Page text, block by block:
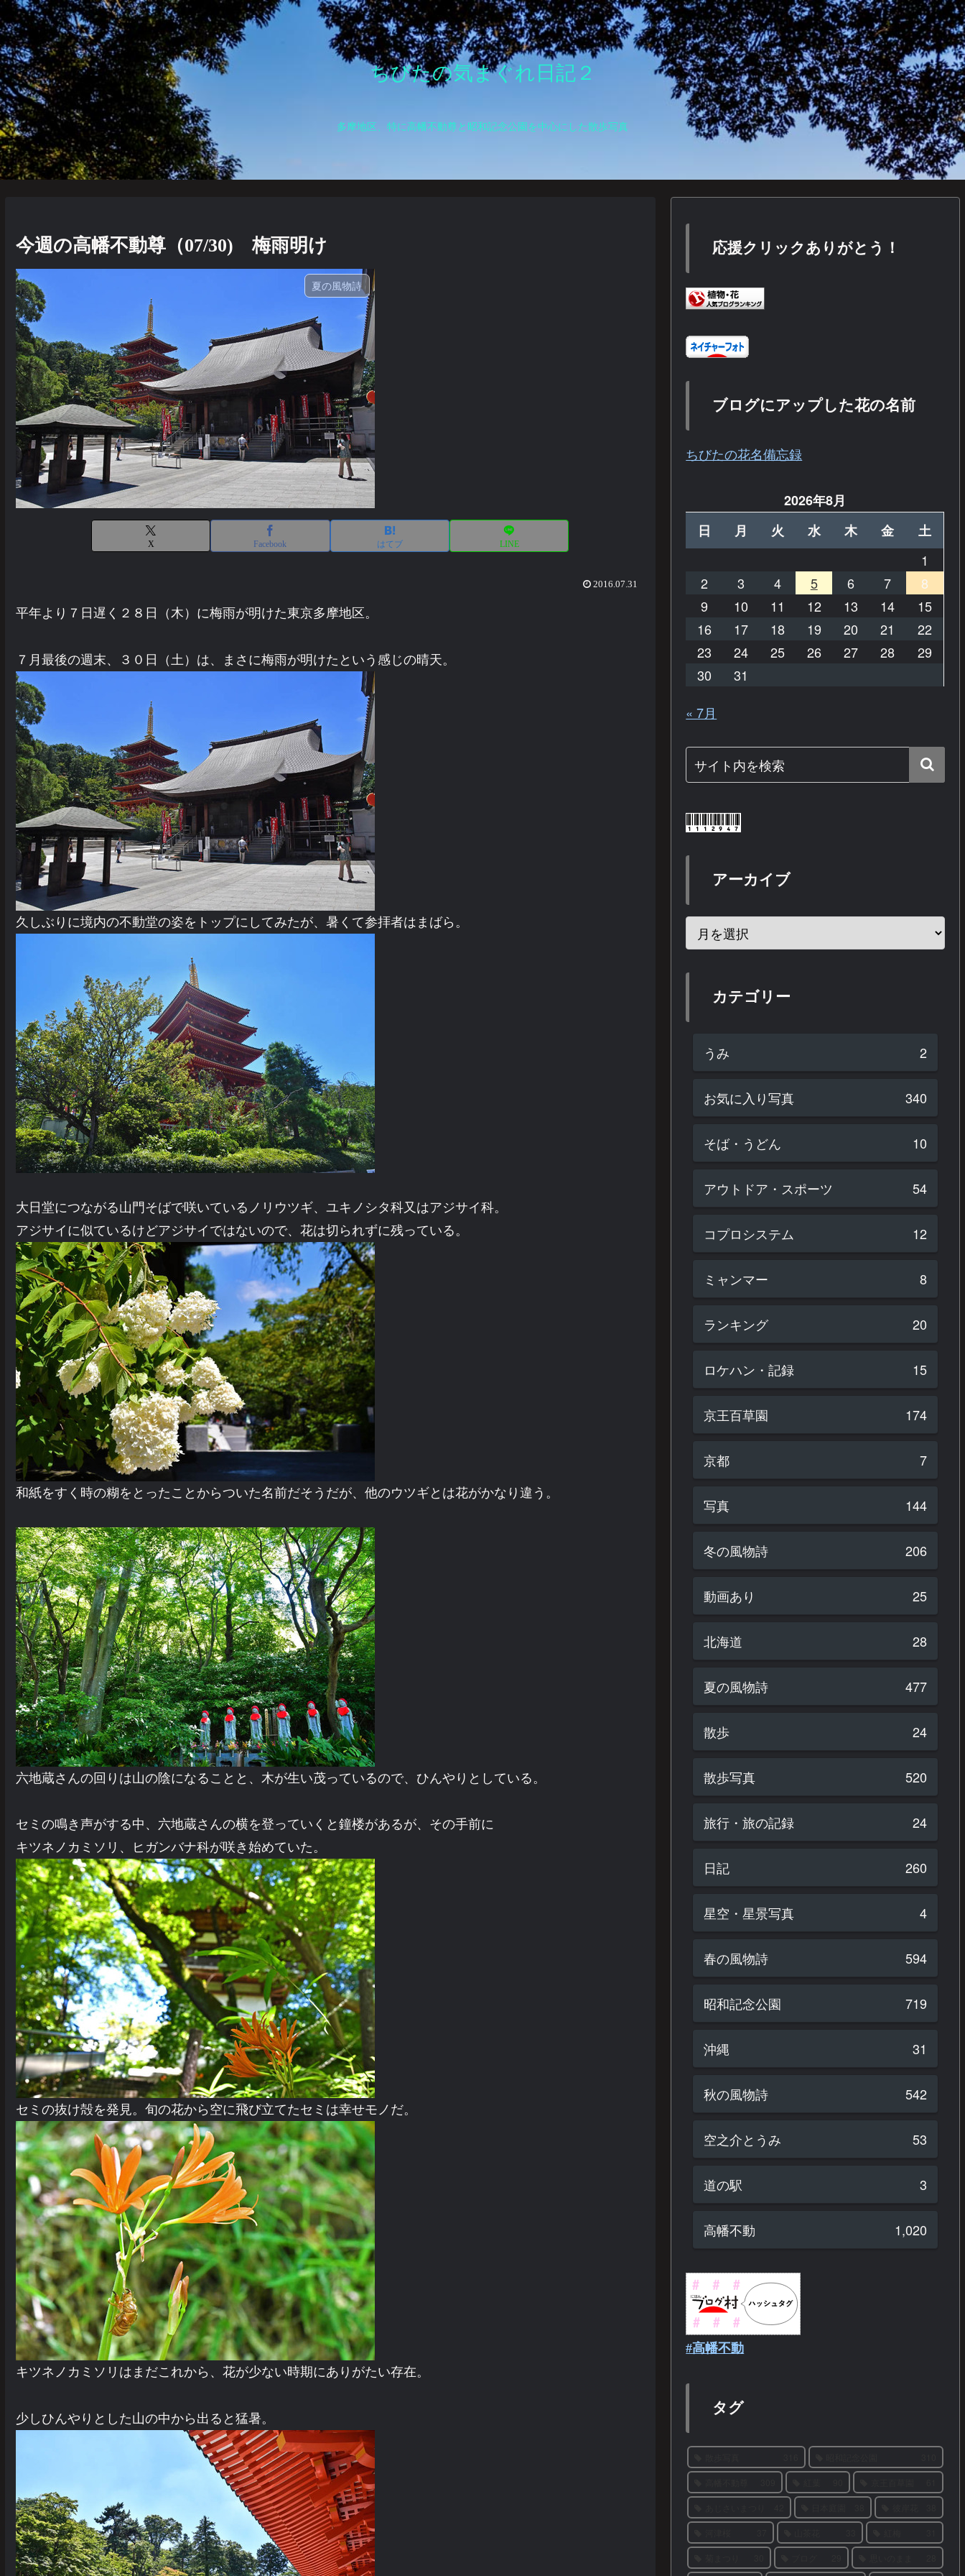
ちびたの気まぐれ日記２
多摩地区、特に高幡不動尊と昭和記念公園を中心にした散歩写真
今週の高幡不動尊（07/30) 梅雨明け
夏の風物詩
X Facebook はてブ LINE
2016.07.31
平年より７日遅く２８日（木）に梅雨が明けた東京多摩地区。
７月最後の週末、３０日（土）は、まさに梅雨が明けたという感じの晴天。
久しぶりに境内の不動堂の姿をトップにしてみたが、暑くて参拝者はまばら。
大日堂につながる山門そばで咲いているノリウツギ、ユキノシタ科又はアジサイ科。
アジサイに似ているけどアジサイではないので、花は切られずに残っている。
和紙をすく時の糊をとったことからついた名前だそうだが、他のウツギとは花がかなり違う。
六地蔵さんの回りは山の陰になることと、木が生い茂っているので、ひんやりとしている。
セミの鳴き声がする中、六地蔵さんの横を登っていくと鐘楼があるが、その手前に
キツネノカミソリ、ヒガンバナ科が咲き始めていた。
セミの抜け殻を発見。旬の花から空に飛び立てたセミは幸せモノだ。
キツネノカミソリはまだこれから、花が少ない時期にありがたい存在。
少しひんやりとした山の中から出ると猛暑。
応援クリックありがとう！
ブログにアップした花の名前
ちびたの花名備忘録
2026年8月
日
月 火 水 木 金
土
1
2
3 4 5 6 7
8
9
10 11 12 13 14
15
16
17 18 19 20 21
22
23
24 25 26 27 28
29
30
31
« 7月
アーカイブ
カテゴリー
うみ 2
お気に入り写真 340
そば・うどん 10
アウトドア・スポーツ 54
コプロシステム 12
ミャンマー 8
ランキング 20
ロケハン・記録 15
京王百草園 174
京都 7
写真 144
冬の風物詩 206
動画あり 25
北海道 28
夏の風物詩 477
散歩 24
散歩写真 520
旅行・旅の記録 24
日記 260
星空・星景写真 4
春の風物詩 594
昭和記念公園 719
沖縄 31
秋の風物詩 542
空之介とうみ 53
道の駅 3
高幡不動 1,020
#高幡不動
タグ